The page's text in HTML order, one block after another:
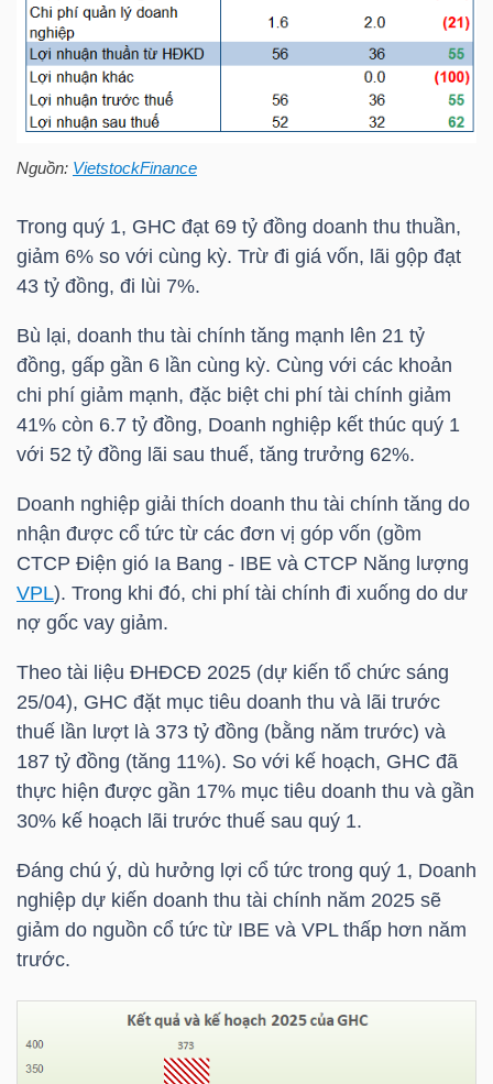
Nguồn: VietstockFinance
Trong quý 1, GHC đạt 69 tỷ đồng doanh thu thuần,
giảm 6% so với cùng kỳ. Trừ đi giá vốn, lãi gộp đạt
43 tỷ đồng, đi lùi 7%.
Bù lại, doanh thu tài chính tăng mạnh lên 21 tỷ
đồng, gấp gần 6 lần cùng kỳ. Cùng với các khoản
chi phí giảm mạnh, đặc biệt chi phí tài chính giảm
41% còn 6.7 tỷ đồng, Doanh nghiệp kết thúc quý 1
với 52 tỷ đồng lãi sau thuế, tăng trưởng 62%.
Doanh nghiệp giải thích doanh thu tài chính tăng do
nhận được cổ tức từ các đơn vị góp vốn (gồm
CTCP Điện gió Ia Bang - IBE và CTCP Năng lượng
VPL). Trong khi đó, chi phí tài chính đi xuống do dư
nợ gốc vay giảm.
Theo tài liệu ĐHĐCĐ 2025 (dự kiến tổ chức sáng
25/04), GHC đặt mục tiêu doanh thu và lãi trước
thuế lần lượt là 373 tỷ đồng (bằng năm trước) và
187 tỷ đồng (tăng 11%). So với kế hoạch, GHC đã
thực hiện được gần 17% mục tiêu doanh thu và gần
30% kế hoạch lãi trước thuế sau quý 1.
Đáng chú ý, dù hưởng lợi cổ tức trong quý 1, Doanh
nghiệp dự kiến doanh thu tài chính năm 2025 sẽ
giảm do nguồn cổ tức từ IBE và VPLthấp hơn năm
trước.
HÀNG
HÓA
GIỚI
ĐÔNG
TÀI
CHÍNH
NHÂN
PHÂN
TÍCH
VĨ
MÔ